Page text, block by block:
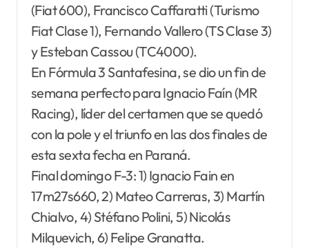
(Fiat 600), Francisco Caffaratti (Turismo
Fiat Clase 1), Fernando Vallero (TS Clase 3)
y Esteban Cassou (TC4000).
En Fórmula 3 Santafesina, se dio un fin de
semana perfecto para Ignacio Faín (MR
Racing), líder del certamen que se quedó
con la pole y el triunfo en las dos finales de
esta sexta fecha en Paraná.
Final domingo F-3: 1) Ignacio Fain en
17m27s660, 2) Mateo Carreras, 3) Martín
Chialvo, 4) Stéfano Polini, 5) Nicolás
Milquevich, 6) Felipe Granatta.